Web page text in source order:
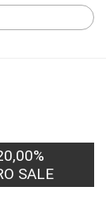
SALE